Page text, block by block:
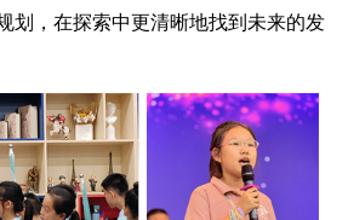
划，在探索中更清晰地找到未来的发